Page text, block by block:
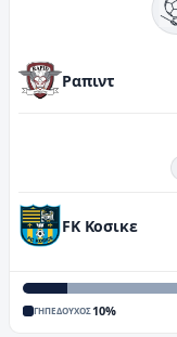
Ραπιντ
FK Κοσικε
ΓΗΠΕΔΟΥΧΟΣ10%